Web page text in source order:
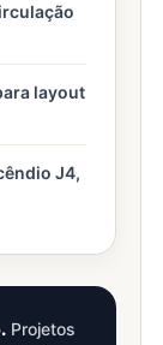
layout
J4,
Projetos